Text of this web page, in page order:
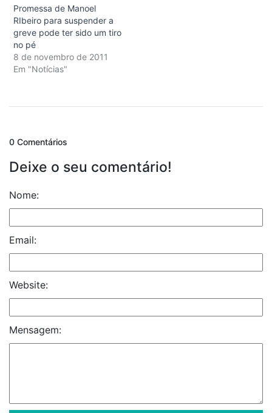
Promessa de Manoel
RIbeiro para suspender a
greve pode ter sido um tiro
no pé
8 de novembro de 2011
Em "Notícias"
0 Comentários
Deixe o seu comentário!
Nome:
Email:
Website:
Mensagem: